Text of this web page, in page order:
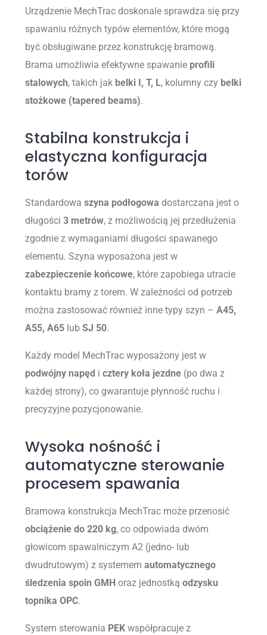
Urządzenie MechTrac doskonale sprawdza się przy
spawaniu różnych typów elementów, które mogą
być obsługiwane przez konstrukcję bramową.
Brama umożliwia efektywne spawanie profili
stalowych, takich jak belki I, T, L, kolumny czy belki
stożkowe (tapered beams).
Stabilna konstrukcja i
elastyczna konfiguracja
torów
Standardowa szyna podłogowa dostarczana jest o
długości 3 metrów, z możliwością jej przedłużenia
zgodnie z wymaganiami długości spawanego
elementu. Szyna wyposażona jest w
zabezpieczenie końcowe, które zapobiega utracie
kontaktu bramy z torem. W zależności od potrzeb
można zastosować również inne typy szyn – A45,
A55, A65 lub SJ 50.
Każdy model MechTrac wyposażony jest w
podwójny napęd i cztery koła jezdne (po dwa z
każdej strony), co gwarantuje płynność ruchu i
precyzyjne pozycjonowanie.
Wysoka nośność i
automatyczne sterowanie
procesem spawania
Bramowa konstrukcja MechTrac może przenosić
obciążenie do 220 kg, co odpowiada dwóm
głowicom spawalniczym A2 (jedno- lub
dwudrutowym) z systemem automatycznego
śledzenia spoin GMH oraz jednostką odzysku
topnika OPC.
System sterowania PEK współpracuje z